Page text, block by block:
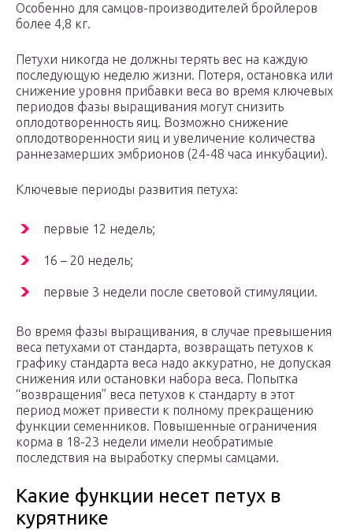
Особенно для самцов-производителей бройлеров
более 4,8 кг.
Петухи никогда не должны терять вес на каждую
последующую неделю жизни. Потеря, остановка или
снижение уровня прибавки веса во время ключевых
периодов фазы выращивания могут снизить
оплодотворенность яиц. Возможно снижение
оплодотворенности яиц и увеличение количества
раннезамерших эмбрионов (24-48 часа инкубации).
Ключевые периоды развития петуха:
первые 12 недель;
16 – 20 недель;
первые 3 недели после световой стимуляции.
Во время фазы выращивания, в случае превышения
веса петухами от стандарта, возвращать петухов к
графику стандарта веса надо аккуратно, не допуская
снижения или остановки набора веса. Попытка
“возвращения” веса петухов к стандарту в этот
период может привести к полному прекращению
функции семенников. Повышенные ограничения
корма в 18-23 недели имели необратимые
последствия на выработку спермы самцами.
Какие функции несет петух в
курятнике